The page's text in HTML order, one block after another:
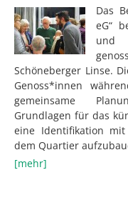
Das
eG“
Schöneberger Linse.
Genoss*innen
gemeinsame
Grundlagen für das
eine Identifikation
dem Quartier
[mehr]